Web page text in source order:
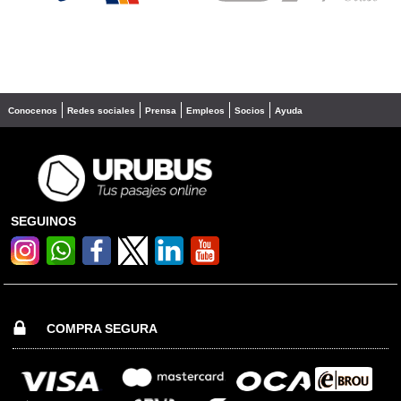
Conocenos Redes sociales Prensa Empleos Socios Ayuda
SEGUINOS
COMPRA SEGURA